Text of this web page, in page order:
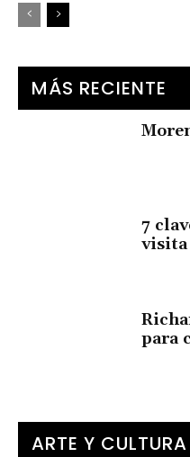
MÁS RECIENTE
7
visita
para
ARTE Y CULTURA